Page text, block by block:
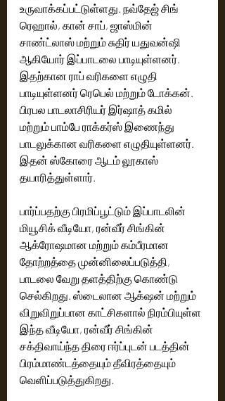
உருவாக்கப்பட்டுள்ளது. நவ்தேஜ் சிங்
ரெஹால், கான் சாப், ஜாஸ்மின்
சாண்ட்லாஸ் மற்றும் சுதிர் யதுவன்ஷி
ஆகியோர் இப்பாடலை பாடியுள்ளனர்.
இதற்கான ராப் வரிகளை எழுதி
பாடியுள்ளனர் ரெபெல் மற்றும் டோக்கன்.
பிரபல பாடலாசிரியர் இர்ஷாத் கமில்
மற்றும் பாம்பே ராக்கர்ஸ் இணைந்து
பாடலுக்கான வரிகளை எழுதியுள்ளனர்.
இதன் ஸ்கோரை ஆடம் லூகாஸ்
தயாரித்துள்ளார்.
பார்ப்பதற்கு பிரமிப்பூட்டும் இப்பாடலின்
மியூசிக் வீடியோ, ரன்வீர் சிங்கின்
ஆக்ரோஷமான மற்றும் கம்பீரமான
தோற்றத்தை முன்னிலைப்படுத்தி,
பாடலை வேறு தளத்திற்கு கொண்டு
செல்கிறது. ஸ்டைலான ஆக்‌ஷன் மற்றும்
விறுவிறுப்பான காட்சிகளால் நிரம்பியுள்ள
இந்த வீடியோ, ரன்வீர் சிங்கின்
சக்திவாய்ந்த திரை ஈர்ப்புடன் படத்தின்
பிரம்மாண்டத்தையும் தீவிரத்தையும்
வெளிப்படுத்துகிறது.